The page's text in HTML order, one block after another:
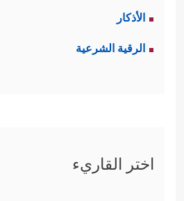
الأذكار
الرقية الشرعية
اختر القاريء